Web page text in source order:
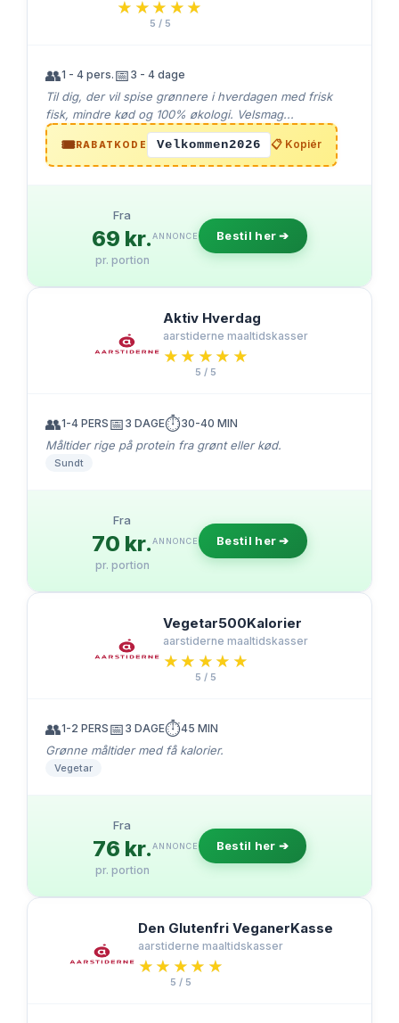
★★★★★
★★★★★
5 / 5
👥1 - 4 pers. 📅 3 - 4 dage
Til dig, der vil spise grønnere i hverdagen med frisk
fisk, mindre kød og 100% økologi. Velsmag...
🎟️RABATKODE Velkommen2026 📋 Kopiér
Fra
69 kr.
pr. portion
ANNONCE Bestil her ➔
Aktiv Hverdag
aarstiderne maaltidskasser
★★★★★
★★★★★
5 / 5
👥1-4 PERS 📅 3 DAGE⏱️30-40 MIN
Måltider rige på protein fra grønt eller kød.
Sundt
Fra
70 kr.
pr. portion
ANNONCE Bestil her ➔
Vegetar500Kalorier
aarstiderne maaltidskasser
★★★★★
★★★★★
5 / 5
👥1-2 PERS 📅 3 DAGE⏱️45 MIN
Grønne måltider med få kalorier.
Vegetar
Fra
76 kr.
pr. portion
ANNONCE Bestil her ➔
Den Glutenfri VeganerKasse
aarstiderne maaltidskasser
★★★★★
★★★★★
5 / 5